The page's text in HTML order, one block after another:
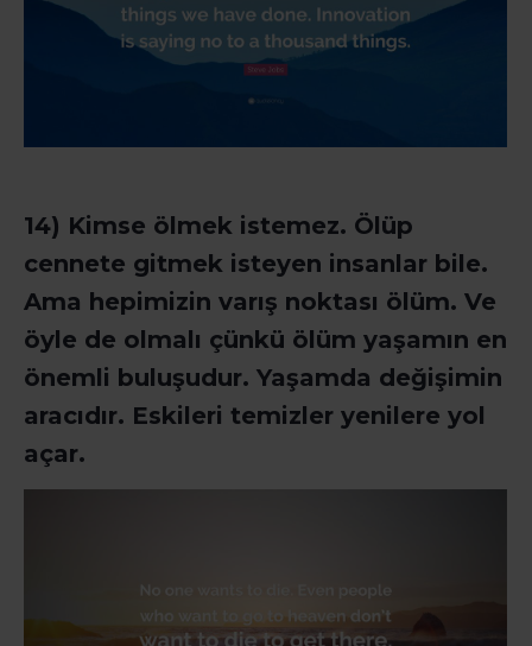
14) Kimse ölmek istemez. Ölüp
cennete gitmek isteyen insanlar bile.
Ama hepimizin varış noktası ölüm. Ve
öyle de olmalı çünkü ölüm yaşamın en
önemli buluşudur. Yaşamda değişimin
aracıdır. Eskileri temizler yenilere yol
açar.